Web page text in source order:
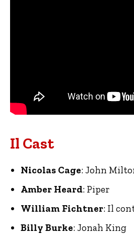
Il Cast
Nicolas Cage: John
Amber Heard: Piper
William Fichtner: Il
Billy Burke: Jonah King